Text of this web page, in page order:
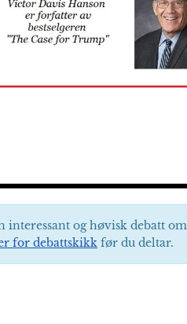
og høvisk debatt om
for debattskikk før du deltar.